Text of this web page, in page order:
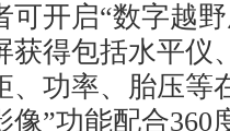
可开启“数字越
获得包括水平仪
、功率、胎压等
像”功能配合360